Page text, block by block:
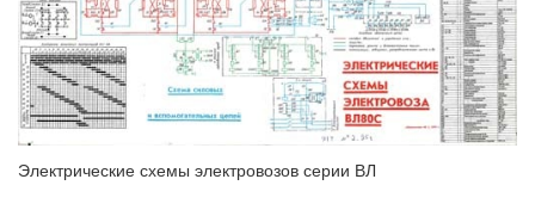
Электрические схемы электровозов серии ВЛ